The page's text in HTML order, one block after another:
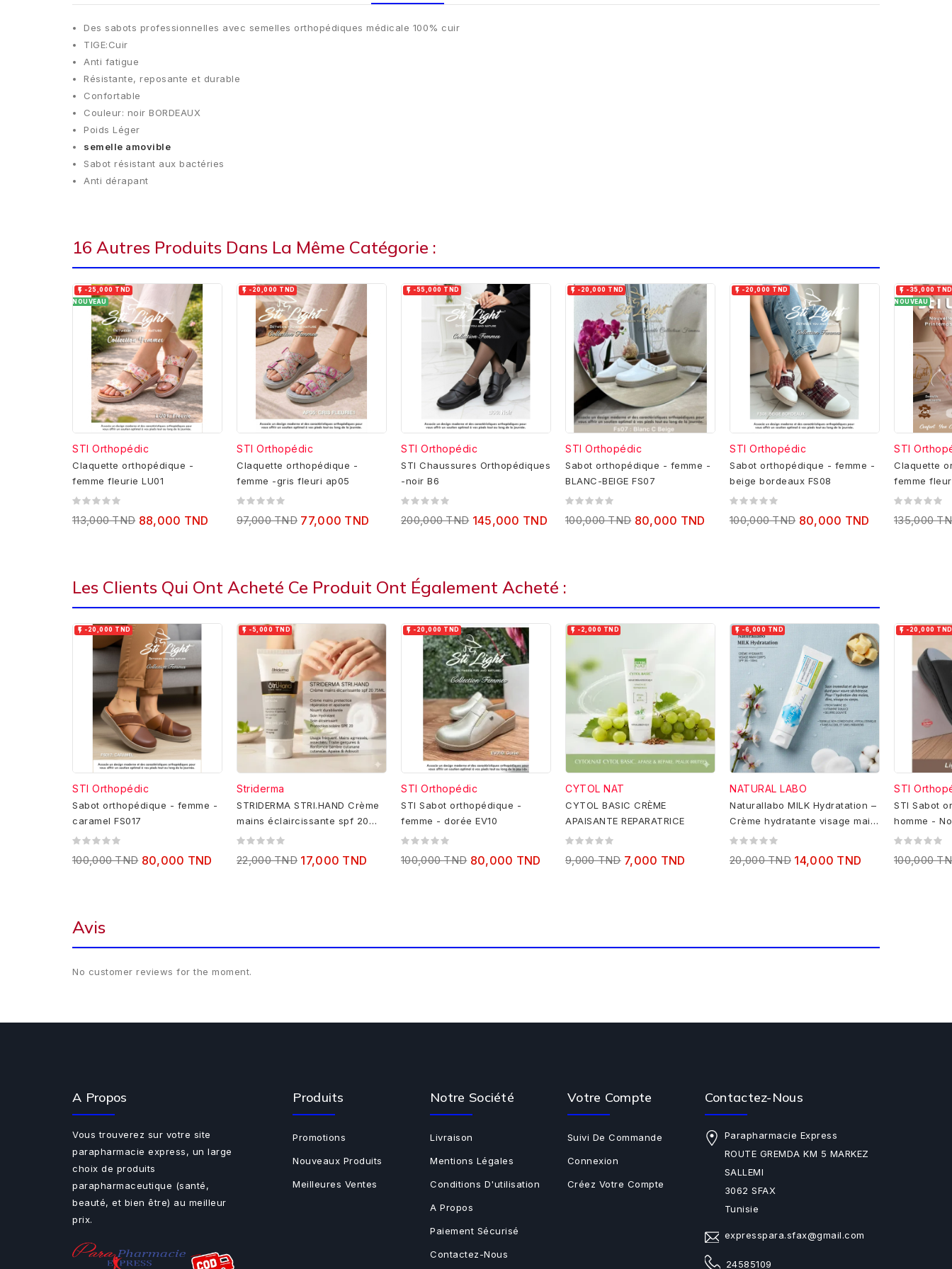
Des sabots professionnelles avec semelles orthopédiques médicale 100% cuir
TIGE:Cuir
Anti fatigue
Résistante, reposante et durable
Confortable
Couleur: noir BORDEAUX
Poids Léger
semelle amovible
Sabot résistant aux bactéries
Anti dérapant
16 Autres Produits Dans La Même Catégorie :
 -25,000 TND
NOUVEAU
STI Orthopédic
Claquette orthopédique -
femme fleurie LU01
113,000 TND 88,000 TND
 -20,000 TND
STI Orthopédic
Claquette orthopédique -
femme -gris fleuri ap05
97,000 TND 77,000 TND
 -55,000 TND
STI Orthopédic
STI Chaussures Orthopédiques
-noir B6
200,000 TND 145,000 TND
 -20,000 TND
STI Orthopédic
Sabot orthopédique - femme -
BLANC-BEIGE FS07
100,000 TND 80,000 TND
 -20,000 TND
STI Orthopédic
Sabot orthopédique - femme -
beige bordeaux FS08
100,000 TND 80,000 TND
 -35,000 TND
NOUVEAU
STI
Claquette
femme
135,000
Les Clients Qui Ont Acheté Ce Produit Ont Également Acheté :
 -20,000 TND
STI Orthopédic
Sabot orthopédique - femme -
caramel FS017
100,000 TND 80,000 TND
 -5,000 TND
Striderma
STRIDERMA STRI.HAND Crème
mains éclaircissante spf 20
75ML
22,000 TND 17,000 TND
 -20,000 TND
STI Orthopédic
STI Sabot orthopédique -
femme - dorée EV10
100,000 TND 80,000 TND
 -2,000 TND
CYTOL NAT
CYTOL BASIC CRÈME
APAISANTE REPARATRICE
9,000 TND 7,000 TND
 -6,000 TND
NATURAL LABO
Naturallabo MILK Hydratation –
Crème hydratante visage main
corps SPF 30 – 50ml
20,000 TND 14,000 TND
 -20,000 TND
STI
STI Sabot
homme -
100,000
Avis
No customer reviews for the moment.
A Propos
Vous trouverez sur votre site
parapharmacie express, un large
choix de produits
parapharmaceutique (santé,
beauté, et bien être) au meilleur
prix.
Produits
Promotions
Nouveaux Produits
Meilleures Ventes
Notre Société
Livraison
Mentions Légales
Conditions D'utilisation
A Propos
Paiement Sécurisé
Contactez-Nous
Votre Compte
Suivi De Commande
Connexion
Créez Votre Compte
Contactez-Nous
Parapharmacie Express
ROUTE GREMDA KM 5 MARKEZ
SALLEMI
3062 SFAX
Tunisie
expresspara.sfax@gmail.com
24585109